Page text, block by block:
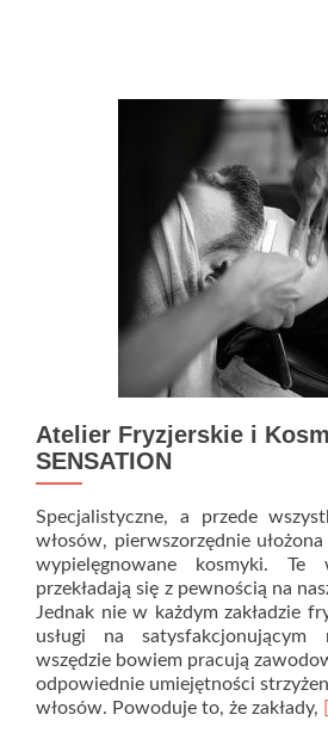
Atelier Fryzjerskie i
SENSATION
Specjalistyczne, a przede
włosów, pierwszorzędnie
wypielęgnowane kosmyki. Te
przekładają się z pewnością na
Jednak nie w każdym zakładzie
usługi na
wszędzie bowiem pracują
odpowiednie umiejętności
włosów. Powoduje to, że zakłady,